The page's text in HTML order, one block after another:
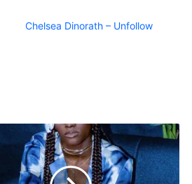
Chelsea Dinorath – Unfollow